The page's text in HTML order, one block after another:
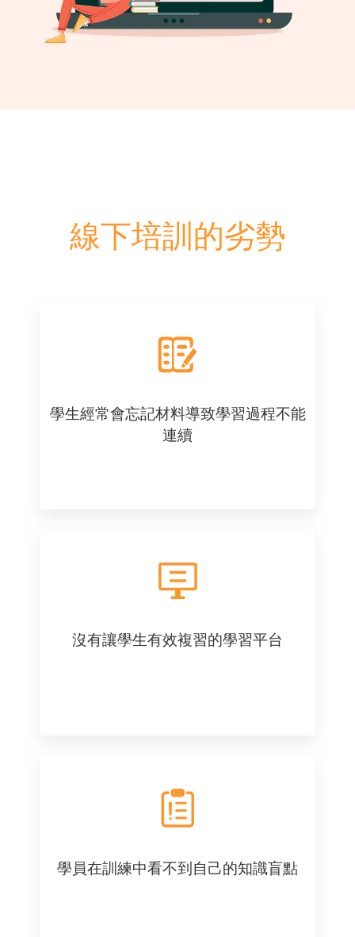
線下培訓的劣勢
學生經常會忘記材料導致學習過程不能
連續
沒有讓學生有效複習的學習平台
學員在訓練中看不到自己的知識盲點